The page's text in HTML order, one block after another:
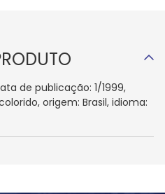
de publicação: 1/1999,
origem: Brasil, idioma: